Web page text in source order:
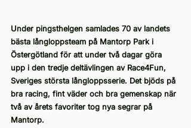
Under pingsthelgen samlades 70 av landets
bästa långloppsteam på Mantorp Park i
Östergötland för att under två dagar göra
upp i den tredje deltävlingen av Race4Fun,
Sveriges största långloppsserie. Det bjöds på
bra racing, fint väder och bra gemenskap när
två av årets favoriter tog nya segrar på
Mantorp.